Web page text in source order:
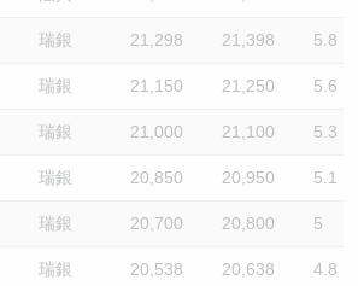
瑞銀 21,298 21,398 5.8
瑞銀 21,150 21,250 5.6
瑞銀 21,000 21,100 5.3
瑞銀 20,850 20,950 5.1
瑞銀 20,700 20,800 5
瑞銀 20,538 20,638 4.8